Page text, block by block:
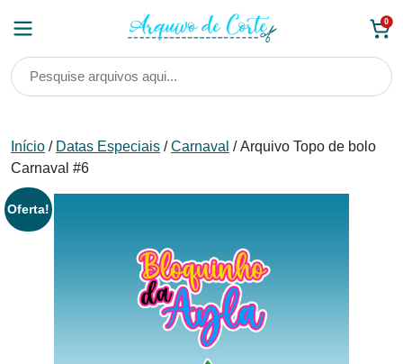
0
Início / Datas Especiais /Carnaval / Arquivo Topo de bolo
Carnaval #6
Oferta!